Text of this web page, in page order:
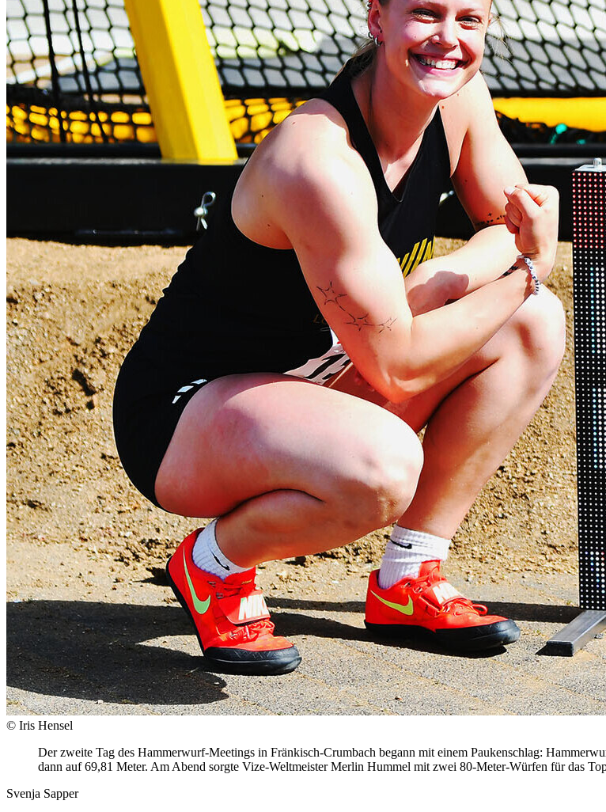
© Iris Hensel
Der zweite Tag des Hammerwurf-Meetings in Fränkisch-Crumbach begann mit einem Paukenschlag:
dann auf 69,81 Meter. Am Abend sorgte Vize-Weltmeister Merlin Hummel mit zwei 80-Meter-Würfen für das
Svenja Sapper